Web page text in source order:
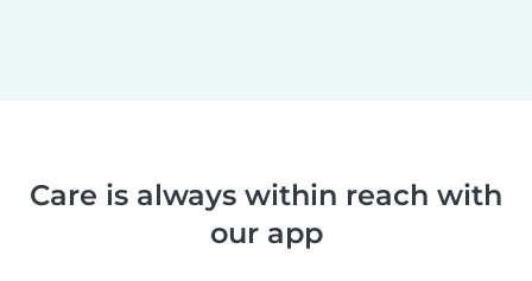
Care is always within reach with
our app